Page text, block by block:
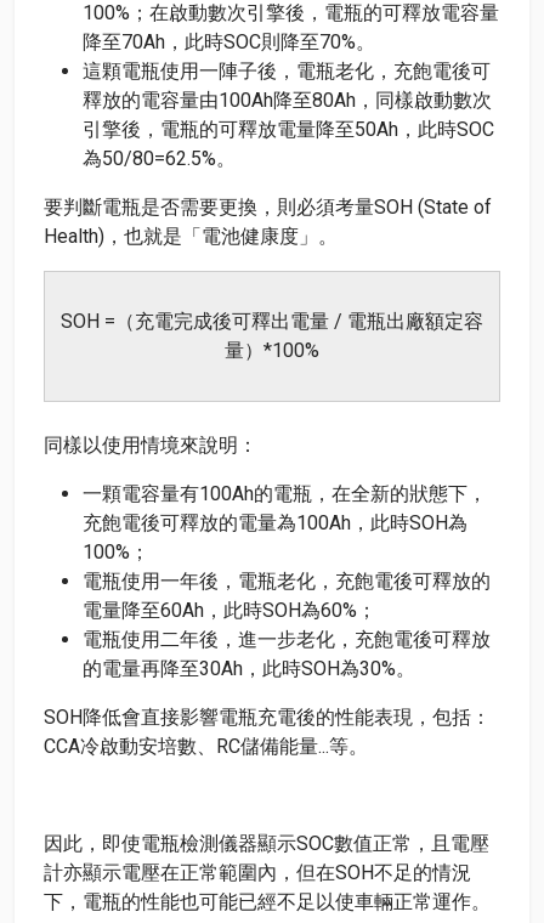
100%；在啟動數次引擎後，電瓶的可釋放電容量
降至70Ah，此時SOC則降至70%。
這顆電瓶使用一陣子後，電瓶老化，充飽電後可
釋放的電容量由100Ah降至80Ah，同樣啟動數次
引擎後，電瓶的可釋放電量降至50Ah，此時SOC
為50/80=62.5%。
要判斷電瓶是否需要更換，則必須考量SOH (State of
Health)，也就是「電池健康度」。
SOH =（充電完成後可釋出電量 / 電瓶出廠額定容
量）*100%
同樣以使用情境來說明：
一顆電容量有100Ah的電瓶，在全新的狀態下，
充飽電後可釋放的電量為100Ah，此時SOH為
100%；
電瓶使用一年後，電瓶老化，充飽電後可釋放的
電量降至60Ah，此時SOH為60%；
電瓶使用二年後，進一步老化，充飽電後可釋放
的電量再降至30Ah，此時SOH為30%。
SOH降低會直接影響電瓶充電後的性能表現，包括：
CCA冷啟動安培數、RC儲備能量...等。
因此，即使電瓶檢測儀器顯示SOC數值正常，且電壓
計亦顯示電壓在正常範圍內，但在SOH不足的情況
下，電瓶的性能也可能已經不足以使車輛正常運作。